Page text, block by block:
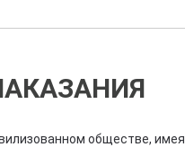
обществе, имея